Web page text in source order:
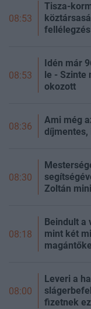
08:53
Tisza-
08:53
Idén már
le -
okozott
08:36
Ami még
díjmentes,
08:30
Zoltán
08:18
Beindult a
mint két
08:00
Leveri a
fizetnek